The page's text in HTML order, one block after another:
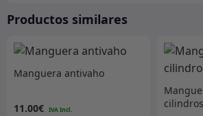
Productos similares
Manguera antivaho
11.00€
cilindros